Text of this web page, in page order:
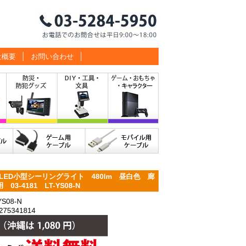
概要 お問い合わせ
LED小型シーリングライト 480lm 昼白色 廊
03-4181 LT-YS08-N
N